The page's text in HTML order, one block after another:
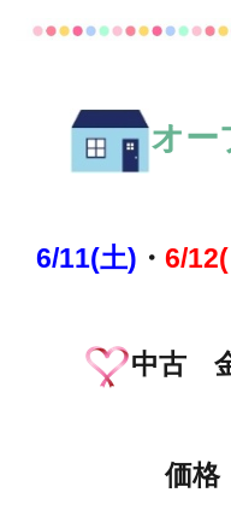
オー
6/11(土) ・6/
中古
価